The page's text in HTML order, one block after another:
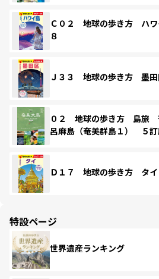
Ｃ０２ 地球の歩き方 ハ
８
Ｊ３３ 地球の歩き方 墨
０２ 地球の歩き方 島旅
呂麻島（奄美群島１） ５訂
Ｄ１７ 地球の歩き方 タ
特設ページ
世界遺産ランキング